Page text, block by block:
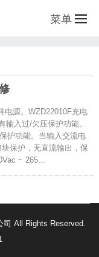
菜单
电源。WZD22010F充电
输入过/欠压保护功能。
护功能。当输入交流电
保护，无直流输出，保
~ 265...
司 All Rights Reserved.